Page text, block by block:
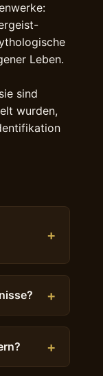
Leben.
sind
wurden,